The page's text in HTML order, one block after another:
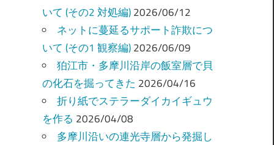
いて (その2 対処編) 2026/06/12
ネットに蔓延るサポート詐欺につ
いて (その1 観察編) 2026/06/09
狛江市・多摩川沿岸の飯室層で貝
の化石を掘ってきた 2026/04/16
折り紙でステラーダイカイギュウ
を作る 2026/04/08
多摩川沿いの連光寺層から発掘し